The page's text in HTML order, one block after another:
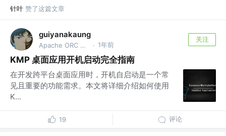
针叶 赞了这篇文章
guiyanakaung
Apache ORC PMC · 1年前
关注
KMP 桌面应用开机启动完全指南
在开发跨平台桌面应用时，开机自启动是一个常
见且重要的功能需求。本文将详细介绍如何使用
K...
19 评论